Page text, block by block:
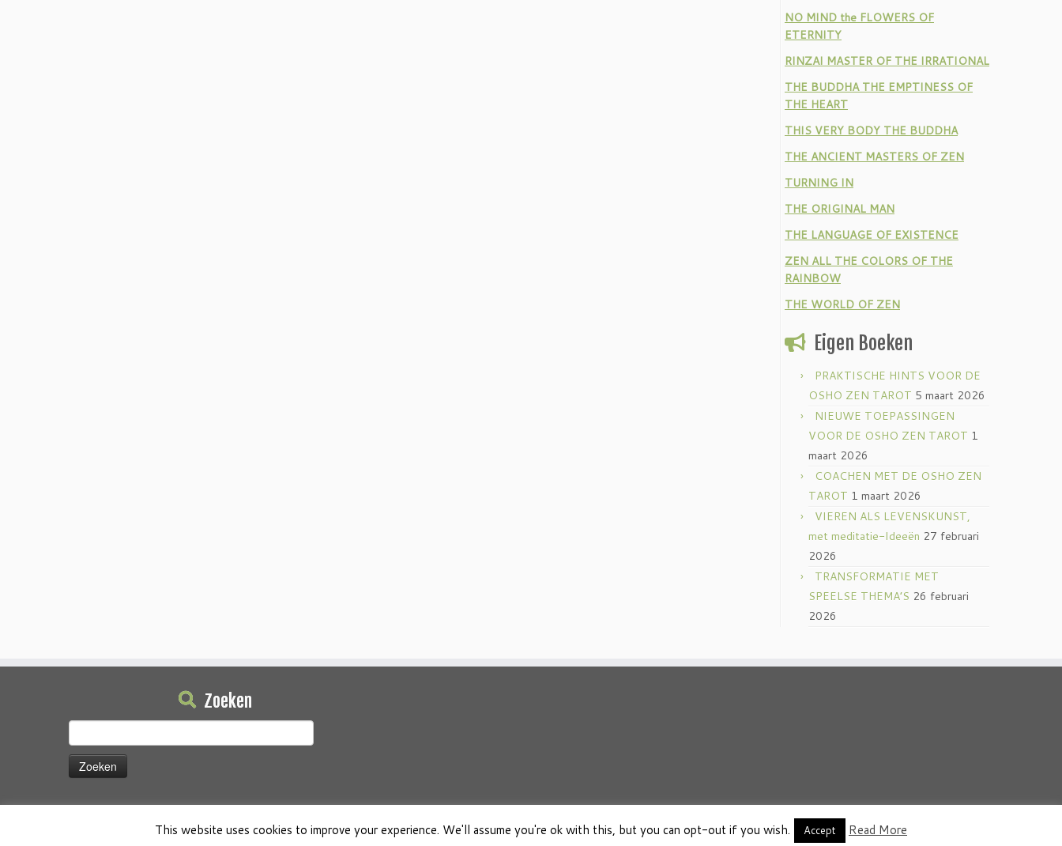
NO MIND the FLOWERS OF
ETERNITY
RINZAI MASTER OF THE IRRATIONAL
THE BUDDHA THE EMPTINESS OF
THE HEART
THIS VERY BODY THE BUDDHA
THE ANCIENT MASTERS OF ZEN
TURNING IN
THE ORIGINAL MAN
THE LANGUAGE OF EXISTENCE
ZEN ALL THE COLORS OF THE
RAINBOW
THE WORLD OF ZEN
Eigen Boeken
PRAKTISCHE HINTS VOOR DE
OSHO ZEN TAROT 5 maart 2026
NIEUWE TOEPASSINGEN
VOOR DE OSHO ZEN TAROT 1
maart 2026
COACHEN MET DE OSHO ZEN
TAROT 1 maart 2026
VIEREN ALS LEVENSKUNST,
met meditatie-Ideeën 27 februari
2026
TRANSFORMATIE MET
SPEELSE THEMA’S 26 februari
2026
Zoeken
naar:
·© 2026 Osho Boeken Besproken·Aangeboden door ·Ontworpen met deCustomizr thema ·
This website uses cookies to improve your experience. We'll assume you're ok with this, but you can opt-out if you wish. Accept Read More